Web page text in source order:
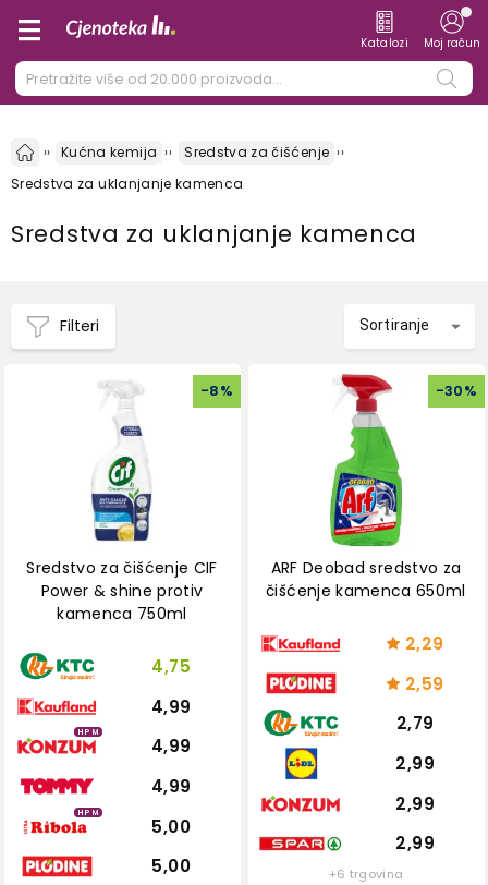
Katalozi Moj račun
Kućna kemija
Sredstva za čišćenje
Sredstva za uklanjanje kamenca
Sredstva za uklanjanje kamenca
Filteri Sortiranje
-8%
Sredstvo za čišćenje CIF
Power & shine protiv
kamenca 750ml
4,75
4,99
HPM
4,99
4,99
HPM
5,00
5,00
-30%
ARF Deobad sredstvo za
čišćenje kamenca 650ml
2,29
2,59
2,79
2,99
2,99
2,99
+6 trgovina